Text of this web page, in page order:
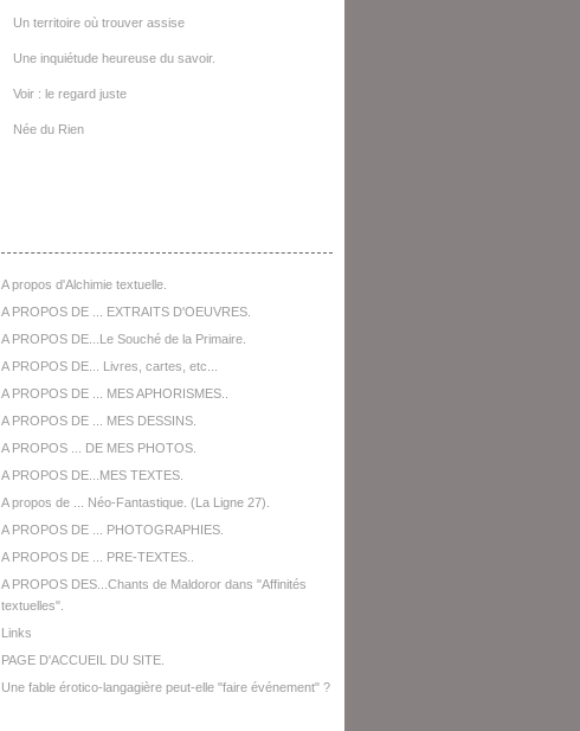
Un territoire où trouver assise
Une inquiétude heureuse du savoir.
Voir : le regard juste
Née du Rien
A propos d'Alchimie textuelle.
A PROPOS DE ... EXTRAITS D'OEUVRES.
A PROPOS DE...Le Souché de la Primaire.
A PROPOS DE... Livres, cartes, etc...
A PROPOS DE ... MES APHORISMES..
A PROPOS DE ... MES DESSINS.
A PROPOS ... DE MES PHOTOS.
A PROPOS DE...MES TEXTES.
A propos de ... Néo-Fantastique. (La Ligne 27).
A PROPOS DE ... PHOTOGRAPHIES.
A PROPOS DE ... PRE-TEXTES..
A PROPOS DES...Chants de Maldoror dans "Affinités
textuelles".
Links
PAGE D'ACCUEIL DU SITE.
Une fable érotico-langagière peut-elle "faire événement" ?